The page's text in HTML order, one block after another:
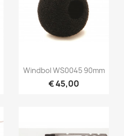
Snel bekijken
Windbol WS0045 90mm
€ 45,00